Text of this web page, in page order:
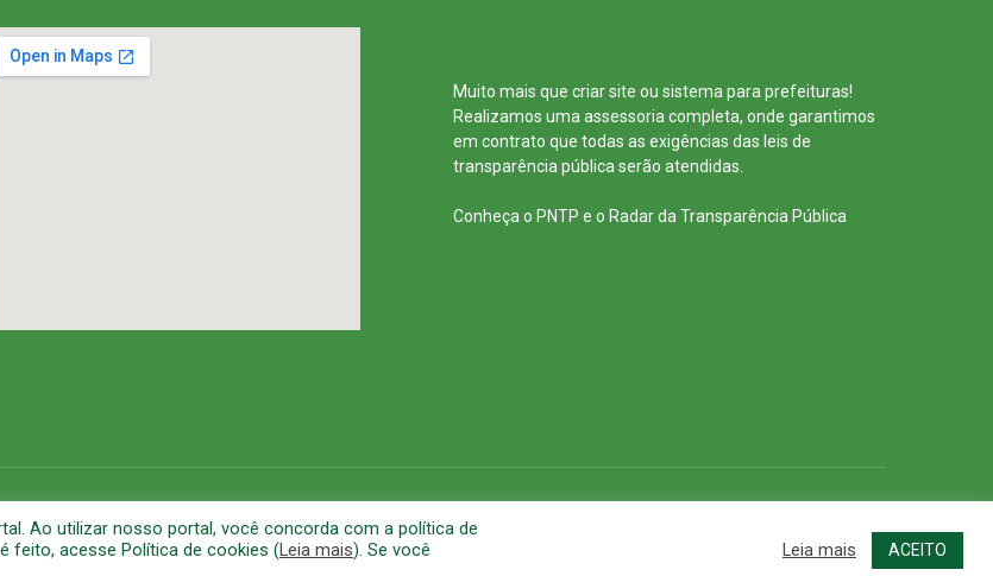
Muito mais que criar site ou sistema para prefeituras!
Realizamos uma assessoria completa, onde garantimos
em contrato que todas as exigências das leis de
transparência pública serão atendidas.
Conheça o PNTP e o Radar da Transparência Pública
Ao utilizar nosso portal, você concorda com a política de
feito, acesse Política de cookies (Leia mais). Se você
Leia mais ACEITO